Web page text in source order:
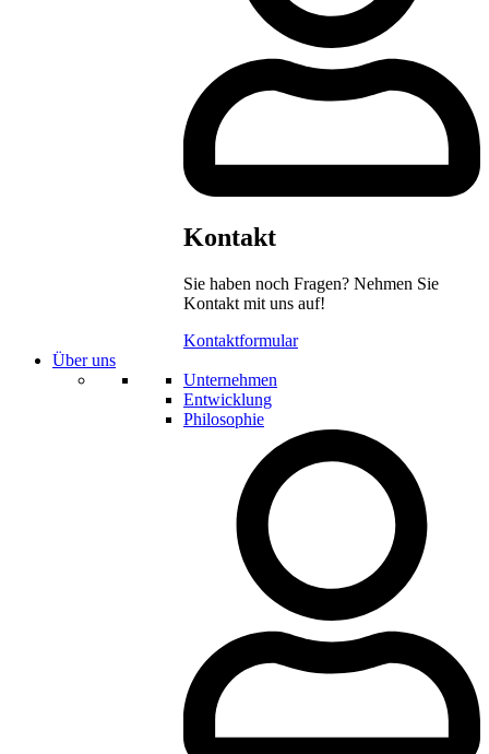
Kontakt
Sie haben noch Fragen? Nehmen Sie
Kontakt mit uns auf!
Kontaktformular
Über uns
Unternehmen
Entwicklung
Philosophie